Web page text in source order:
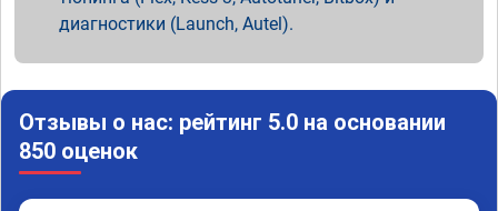
диагностики (Launch, Autel).
Отзывы о нас: рейтинг 5.0 на основании
850 оценок